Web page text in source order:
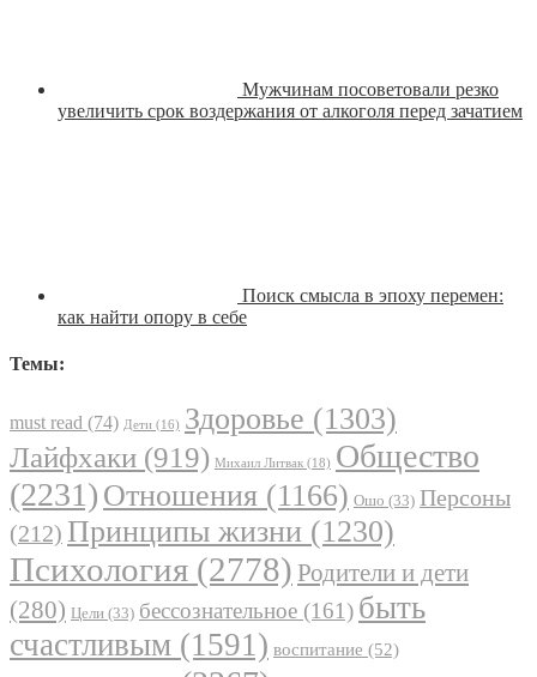
Мужчинам посоветовали резко
увеличить срок воздержания от алкоголя перед зачатием
Поиск смысла в эпоху перемен:
как найти опору в себе
Темы:
must read (74) Дети (16) Здоровье (1303)
Лайфхаки (919) Михаил Литвак (18) Общество
(2231) Отношения (1166) Ошо (33) Персоны
(212) Принципы жизни (1230)
Психология (2778) Родители и дети
(280) Цели (33) бессознательное (161) быть
счастливым (1591) воспитание (52)